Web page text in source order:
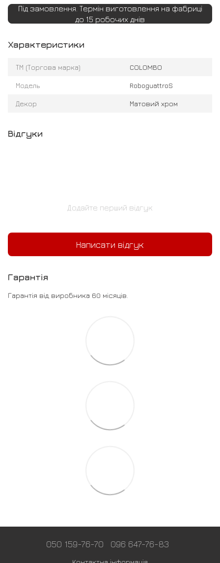
Під замовлення. Термін виготовлення на фабриці
до 15 робочих днів
Характеристики
ТМ (Торгова марка) COLOMBO
Модель RoboguattroS
Декор Матовий хром
Відгуки
Додайте перший відгук
Написати відгук
Гарантія
Гарантія від виробника 60 місяців.
050 159-76-70 096 647-76-83